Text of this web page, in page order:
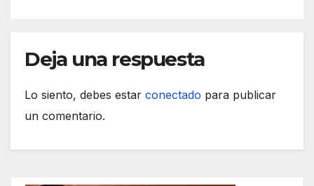
Deja una respuesta
Lo siento, debes estar conectado para publicar
un comentario.